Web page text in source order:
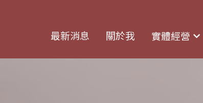
最新消息 關於我 實體經營
最新消息 關於我 實體經營